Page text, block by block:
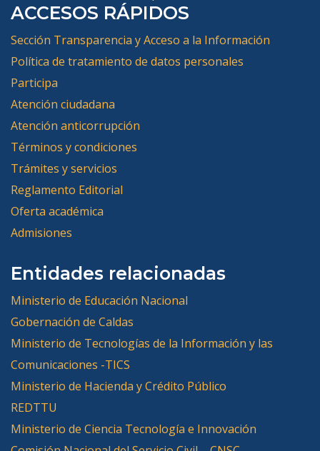
ACCESOS RÁPIDOS
Sección Transparencia y Acceso a la Información
Política de tratamiento de datos personales
Participa
Atención ciudadana
Atención anticorrupción
Términos y condiciones
Trámites y servicios
Reglamento Editorial
Oferta académica
Admisiones
Entidades relacionadas
Ministerio de Educación Nacional
Gobernación de Caldas
Ministerio de Tecnologías de la Información y las
Comunicaciones -TICS
Ministerio de Hacienda y Crédito Público
REDTTU
Ministerio de Ciencia Tecnología e Innovación